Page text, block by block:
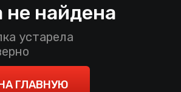
не найдена
устарела
ГЛАВНУЮ